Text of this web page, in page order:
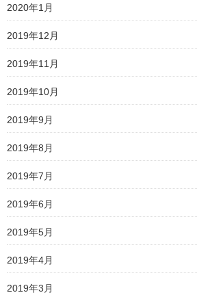
2020年1月
2019年12月
2019年11月
2019年10月
2019年9月
2019年8月
2019年7月
2019年6月
2019年5月
2019年4月
2019年3月